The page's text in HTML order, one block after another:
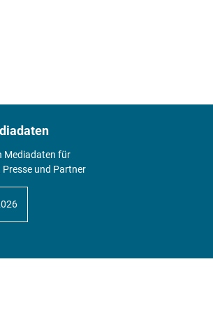
Mediadaten für
Presse und Partner